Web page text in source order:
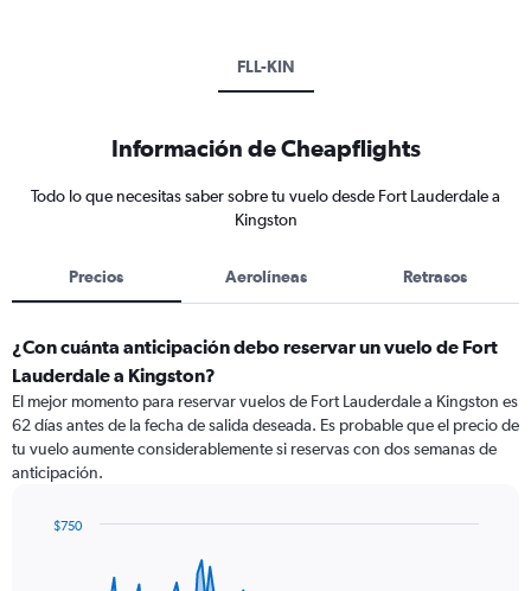
FLL-KIN
Información de Cheapflights
Todo lo que necesitas saber sobre tu vuelo desde Fort Lauderdale a
Kingston
Precios Aerolíneas Retrasos
¿Con cuánta anticipación debo reservar un vuelo de Fort
Lauderdale a Kingston?
El mejor momento para reservar vuelos de Fort Lauderdale a Kingston es
62 días antes de la fecha de salida deseada. Es probable que el precio de
tu vuelo aumente considerablemente si reservas con dos semanas de
anticipación.
$750